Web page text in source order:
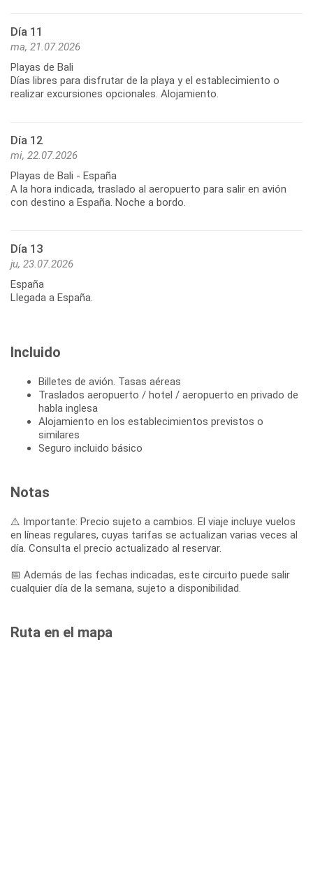
Día 11
ma, 21.07.2026
Playas de Bali
Días libres para disfrutar de la playa y el establecimiento o
realizar excursiones opcionales. Alojamiento.
Día 12
mi, 22.07.2026
Playas de Bali - España
A la hora indicada, traslado al aeropuerto para salir en avión
con destino a España. Noche a bordo.
Día 13
ju, 23.07.2026
España
Llegada a España.
Incluido
Billetes de avión. Tasas aéreas
Traslados aeropuerto / hotel / aeropuerto en privado de
habla inglesa
Alojamiento en los establecimientos previstos o
similares
Seguro incluido básico
Notas
⚠️ Importante: Precio sujeto a cambios. El viaje incluye vuelos
en líneas regulares, cuyas tarifas se actualizan varias veces al
día. Consulta el precio actualizado al reservar.
📅 Además de las fechas indicadas, este circuito puede salir
cualquier día de la semana, sujeto a disponibilidad.
Ruta en el mapa